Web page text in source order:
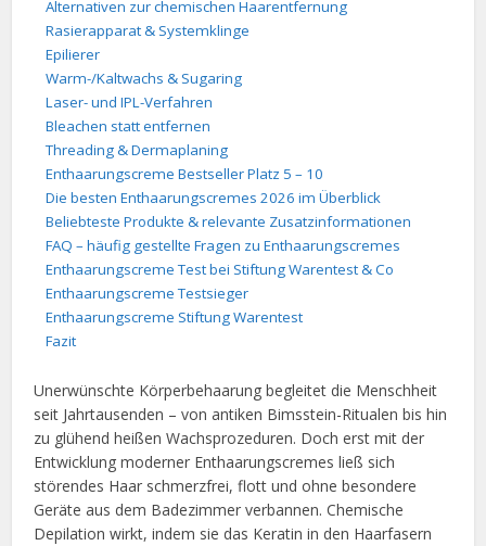
Alternativen zur chemischen Haarentfernung
Rasierapparat & Systemklinge
Epilierer
Warm-/Kaltwachs & Sugaring
Laser- und IPL-Verfahren
Bleachen statt entfernen
Threading & Dermaplaning
Enthaarungscreme Bestseller Platz 5 – 10
Die besten Enthaarungscremes 2026 im Überblick
Beliebteste Produkte & relevante Zusatzinformationen
FAQ – häufig gestellte Fragen zu Enthaarungscremes
Enthaarungscreme Test bei Stiftung Warentest & Co
Enthaarungscreme Testsieger
Enthaarungscreme Stiftung Warentest
Fazit
Unerwünschte Körperbehaarung begleitet die Menschheit
seit Jahrtausenden – von antiken Bimsstein-Ritualen bis hin
zu glühend heißen Wachsprozeduren. Doch erst mit der
Entwicklung moderner Enthaarungscremes ließ sich
störendes Haar schmerzfrei, flott und ohne besondere
Geräte aus dem Badezimmer verbannen. Chemische
Depilation wirkt, indem sie das Keratin in den Haarfasern